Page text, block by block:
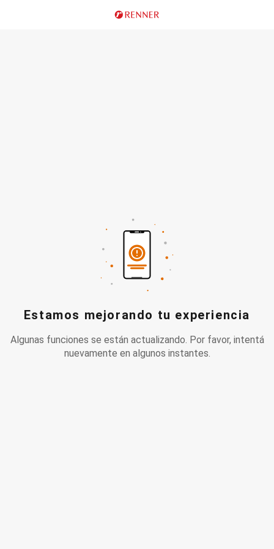
Estamos mejorando tu experiencia
Algunas funciones se están actualizando. Por favor, intentá
nuevamente en algunos instantes.